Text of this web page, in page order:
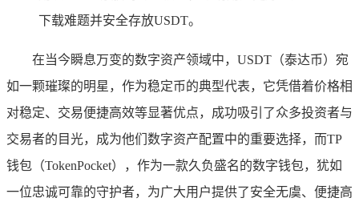
下载难题并安全存放USDT。
在当今瞬息万变的数字资产领域中，USDT（泰达币）宛
如一颗璀璨的明星，作为稳定币的典型代表，它凭借着价格相
对稳定、交易便捷高效等显著优点，成功吸引了众多投资者与
交易者的目光，成为他们数字资产配置中的重要选择，而TP
钱包（TokenPocket），作为一款久负盛名的数字钱包，犹如
一位忠诚可靠的守护者，为广大用户提供了安全无虞、便捷高